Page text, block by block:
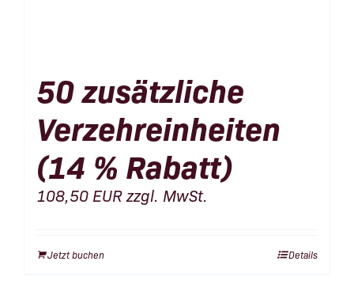
50 zusätzliche
Verzehreinheiten
(14 % Rabatt)
108,50 EURzzgl. MwSt.
Jetzt buchen Details